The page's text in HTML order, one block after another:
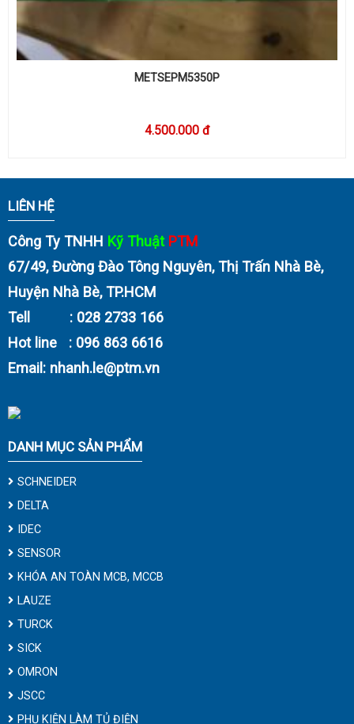
METSEPM5350P
4.500.000 đ
LIÊN HỆ
Công Ty TNHH Kỹ Thuật PTM
67/49, Đường Đào Tông Nguyên, Thị Trấn Nhà Bè,
Huyện Nhà Bè, TP.HCM
Tell : 028 2733 166
Hot line : 096 863 6616
Email: nhanh.le@ptm.vn
DANH MỤC SẢN PHẨM
SCHNEIDER
DELTA
IDEC
SENSOR
KHÓA AN TOÀN MCB, MCCB
LAUZE
TURCK
SICK
OMRON
JSCC
PHỤ KIỆN LÀM TỦ ĐIỆN